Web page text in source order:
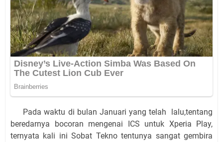
Pada waktu di bulan Januari yang telah lalu,tentang
beredarnya bocoran mengenai ICS untuk Xperia Play,
ternyata kali ini Sobat Tekno tentunya sangat gembira